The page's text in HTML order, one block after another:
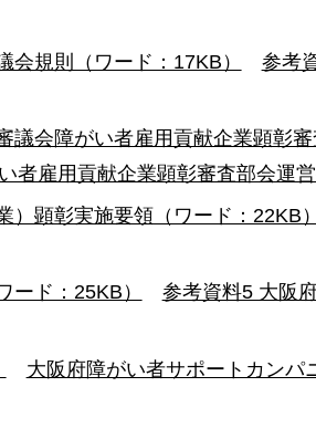
規則（ワード：17KB）
参考
会障がい者雇用貢献企業顕彰審
雇用貢献企業顕彰審査部会運営
顕彰実施要領（ワード：22KB）
ド：25KB）
参考資料5 大阪
大阪府障がい者サポートカンパ